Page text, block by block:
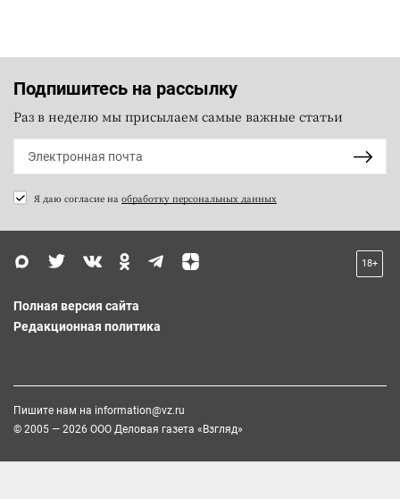
Подпишитесь на рассылку
Раз в неделю мы присылаем самые важные статьи
Я даю согласие на обработку персональных данных
18+
Полная версия сайта
Редакционная политика
Пишите нам на information@vz.ru
© 2005 — 2026 ООО Деловая газета «Взгляд»